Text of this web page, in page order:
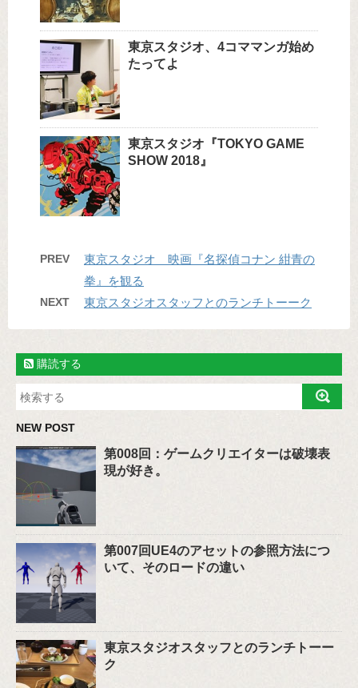
東京スタジオ、4コママンガ始め
たってよ
東京スタジオ『TOKYO GAME
SHOW 2018』
PREV
東京スタジオ 映画『名探偵コナン 紺青の
拳』を観る
NEXT 東京スタジオスタッフとのランチトーーク
購読する
NEW POST
第008回：ゲームクリエイターは破壊表
現が好き。
第007回UE4のアセットの参照方法につ
いて、そのロードの違い
東京スタジオスタッフとのランチトーー
ク